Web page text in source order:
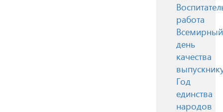
работа
Всемирный
день
качества
Год
единства
народов